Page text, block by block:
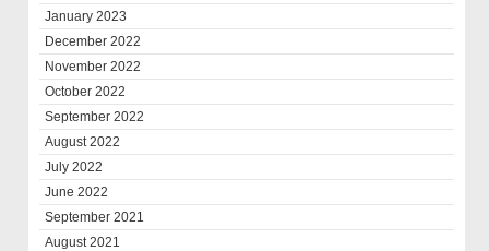
January 2023
December 2022
November 2022
October 2022
September 2022
August 2022
July 2022
June 2022
September 2021
August 2021